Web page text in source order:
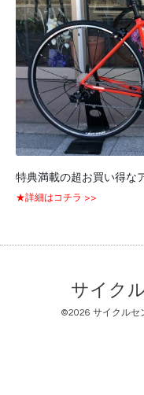
特典満載の超お買い得な
★詳細はコチラ >>
サイク
©2026 サイクルセ